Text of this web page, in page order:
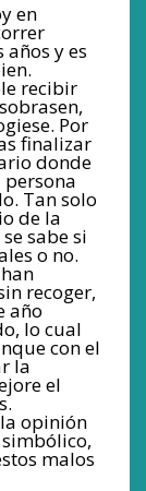
en
y es
recibir
Por
finalizar
donde
Tan solo
de la
sabe si
o no.
recoger,
año
lo cual
con el
la
el
opinión
malos